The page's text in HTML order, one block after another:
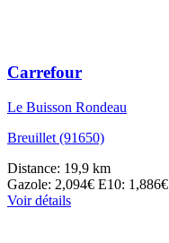
Carrefour
Le Buisson Rondeau
Breuillet (91650)
Distance: 19,9 km
Gazole: 2,094€ E10: 1,886€
Voir détails